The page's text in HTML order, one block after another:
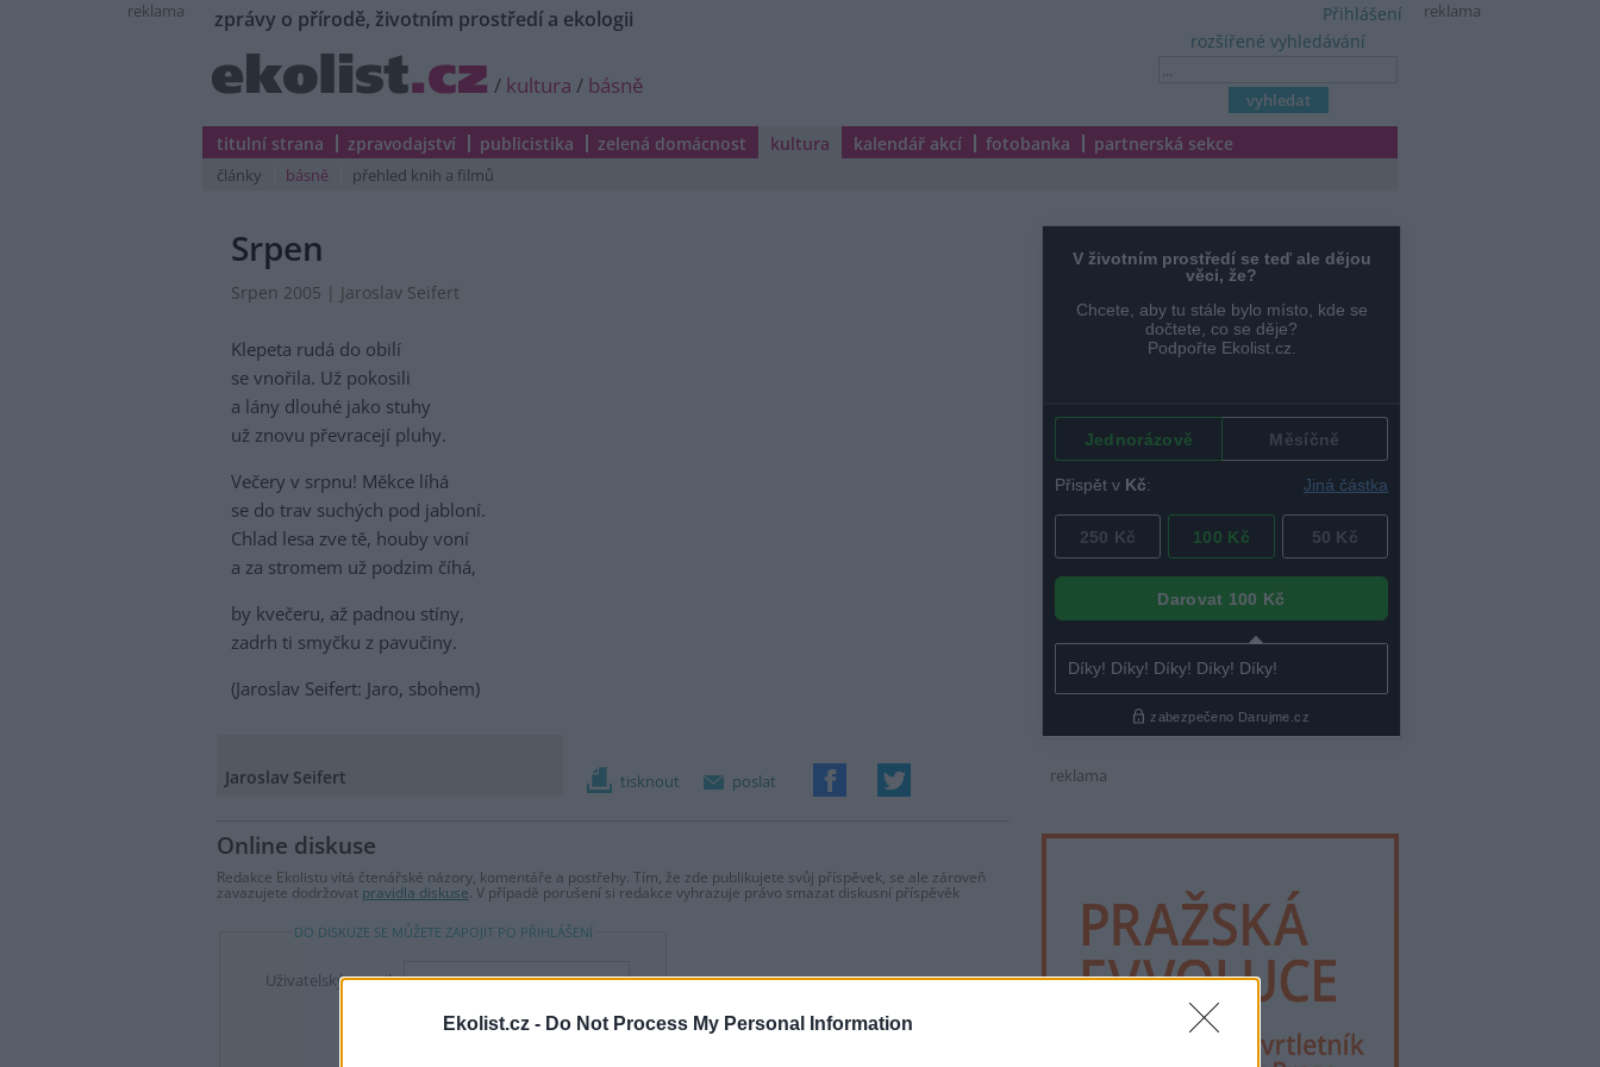
Ekolist.cz - Do Not Process My Personal Information
reklama
reklama zprávy o přírodě, životním prostředí a ekologii
/ kultura / básně
rozšířené vyhledávání
Přihlášení
titulní strana zpravodajství publicistika zelená domácnost kultura kalendář akcí fotobanka partnerská sekce
články básně přehled knih a filmů
Srpen
Srpen 2005 | Jaroslav Seifert
Klepeta rudá do obilí
se vnořila. Už pokosili
a lány dlouhé jako stuhy
už znovu převracejí pluhy.
Večery v srpnu! Měkce líhá
se do trav suchých pod jabloní.
Chlad lesa zve tě, houby voní
a za stromem už podzim číhá,
by kvečeru, až padnou stíny,
zadrh ti smyčku z pavučiny.
(Jaroslav Seifert: Jaro, sbohem)
Jaroslav Seifert tisknout poslat
Online diskuse
Redakce Ekolistu vítá čtenářské názory, komentáře a postřehy. Tím, že zde publikujete svůj příspěvek, se ale zároveň
zavazujete dodržovat pravidla diskuse. V případě porušení si redakce vyhrazuje právo smazat diskusní příspěvěk
DO DISKUZE SE MŮŽETE ZAPOJIT PO PŘIHLÁŠENÍ
Uživatelský e-mail
reklama